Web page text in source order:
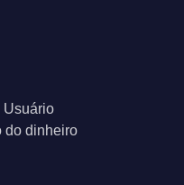
Usuário
do dinheiro